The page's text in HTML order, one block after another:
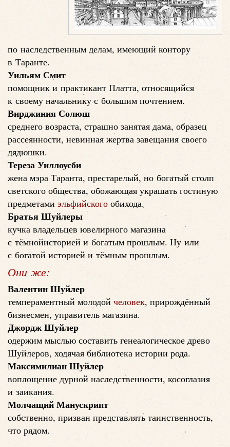
по наследственным делам, имеющий контору
в Таранте.
Уильям Смит
помощник и практикант Платта, относящийся
к своему начальнику с большим почтением.
Вирджиния Солюш
среднего возраста, страшно занятая дама, образец
рассеянности, невинная жертва завещания своего
дядюшки.
Тереза Уиллоусби
жена мэра Таранта, престарелый, но богатый столп
светского общества, обожающая украшать гостиную
предметами эльфийского обихода.
Братья Шуйлеры
кучка владельцев ювелирного магазина
с тёмнойисторией и богатым прошлым. Ну или
с богатой историей и тёмным прошлым.
Они же:
Валентин Шуйлер
темпераментный молодой человек, прирождённый
бизнесмен, управитель магазина.
Джордж Шуйлер
одержим мыслью составить генеалогическое древо
Шуйлеров, ходячая библиотека истории рода.
Максимилиан Шуйлер
воплощение дурной наследственности, косоглазия
и заикания.
Молчащий Манускрипт
собственно, призван представлять таинственность,
что рядом.